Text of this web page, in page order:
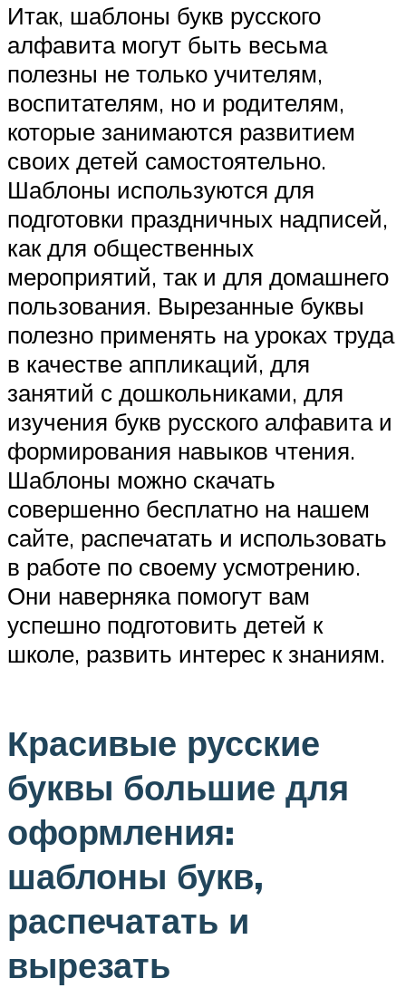
Итак, шаблоны букв русского
алфавита могут быть весьма
полезны не только учителям,
воспитателям, но и родителям,
которые занимаются развитием
своих детей самостоятельно.
Шаблоны используются для
подготовки праздничных надписей,
как для общественных
мероприятий, так и для домашнего
пользования. Вырезанные буквы
полезно применять на уроках труда
в качестве аппликаций, для
занятий с дошкольниками, для
изучения букв русского алфавита и
формирования навыков чтения.
Шаблоны можно скачать
совершенно бесплатно на нашем
сайте, распечатать и использовать
в работе по своему усмотрению.
Они наверняка помогут вам
успешно подготовить детей к
школе, развить интерес к знаниям.
Красивые русские
буквы большие для
оформления:
шаблоны букв,
распечатать и
вырезать